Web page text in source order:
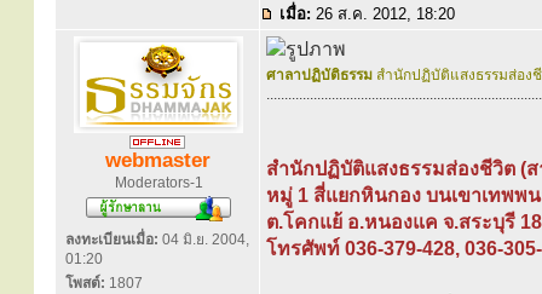
เมื่อ: 26 ส.ค. 2012, 18:20
webmaster
Moderators-1
ลงทะเบียนเมื่อ: 04 มิ.ย. 2004,
01:20
โพสต์: 1807
ศาลาปฏิบัติธรรม สำนักปฏิบัติแสงธรรมส่อง
............................................................................
สำนักปฏิบัติแสงธรรมส่องชีวิต (
หมู่ 1 สี่แยกหินกอง บนเขาเทพพ
ต.โคกแย้ อ.หนองแค จ.สระบุรี
โทรศัพท์ 036-379-428, 036-